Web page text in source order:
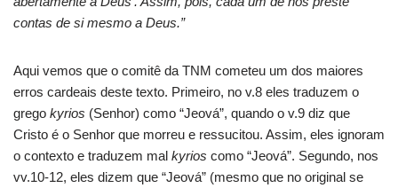
contas de si mesmo a Deus.”
Aqui vemos que o comitê da TNM cometeu um dos maiores
erros cardeais deste texto. Primeiro, no v.8 eles traduzem o
grego kyrios (Senhor) como “Jeová”, quando o v.9 diz que
Cristo é o Senhor que morreu e ressucitou. Assim, eles ignoram
o contexto e traduzem mal kyrios como “Jeová”. Segundo, nos
vv.10-12, eles dizem que “Jeová” (mesmo que no original se